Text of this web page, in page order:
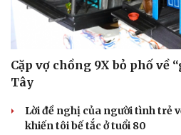
Cặp vợ chồng 9X bỏ phố về
Tây
Lời đề nghị của người tình trẻ
khiến tôi bế tắc ở tuổi 80